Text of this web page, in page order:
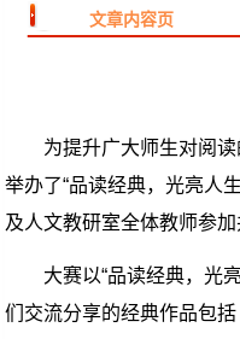
文章内容页
为提升广大师生对阅
举办了“品读经典，光亮人
及人文教研室全体教师参加
大赛以“品读经典，光
们交流分享的经典作品包